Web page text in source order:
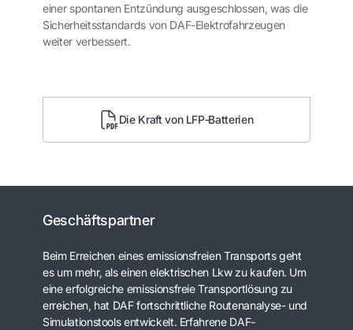
einer spontanen Entzündung ausgeschlossen, was die
Sicherheitsstandards von DAF-Elektrofahrzeugen
weiter verbessert.
Die Kraft von LFP‑Batterien
Geschäftspartner
Beim Erreichen eines emissionsfreien Transports geht
es um mehr, als einen elektrischen Lkw zu kaufen. Um
eine erfolgreiche emissionsfreie Transportlösung zu
erreichen, hat DAF fortschrittliche Routenanalyse- und
Simulationstools entwickelt. Erfahrene DAF-